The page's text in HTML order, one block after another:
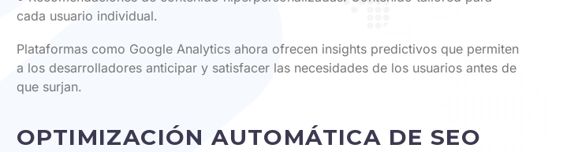
cada usuario individual.
Plataformas como Google Analytics ahora ofrecen insights predictivos que permiten
a los desarrolladores anticipar y satisfacer las necesidades de los usuarios antes de
que surjan.
OPTIMIZACIÓN AUTOMÁTICA DE SEO